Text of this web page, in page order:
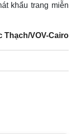
khẩu trang miễn
Thạch/VOV-Cairo